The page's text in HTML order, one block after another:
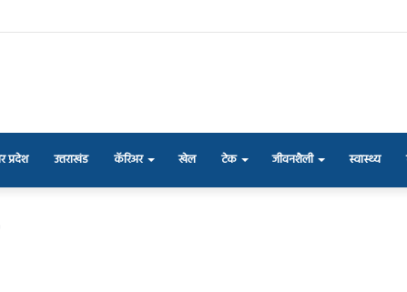
प्रदेश उत्तराखंड कॅरिअर खेल टेक जीवनशैली स्वास्थ्य